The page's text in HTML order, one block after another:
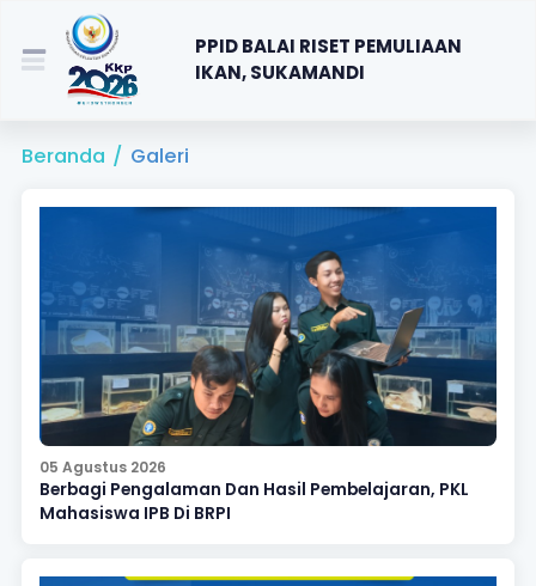
PPID BALAI RISET PEMULIAAN
IKAN, SUKAMANDI
Beranda / Galeri
05 Agustus 2026
Berbagi Pengalaman Dan Hasil Pembelajaran, PKL
Mahasiswa IPB Di BRPI